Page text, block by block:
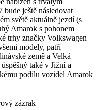
ještě následovat
světě aktuálně jezdí (s
Amarok s pohonem
trhy značky Volkswagen
modely, patří
země a Velká
také v Jižní a
podílu vozidel Amarok
zázrak